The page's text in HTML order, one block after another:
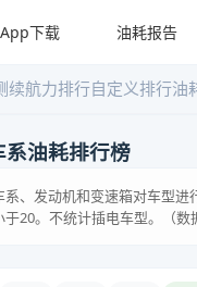
App下载 油耗报告
续航力排行自定义排行油
油耗排行榜
系、发动机和变速箱对车型
20。不统计插电车型。（数